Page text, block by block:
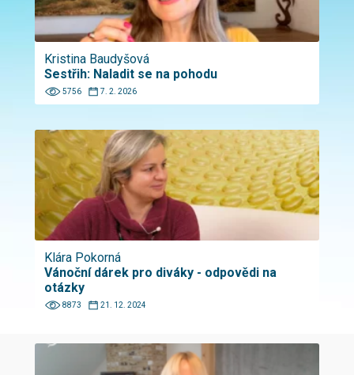
Kristina Baudyšová
Sestřih: Naladit se na pohodu
5756 7. 2. 2026
Klára Pokorná
Vánoční dárek pro diváky - odpovědi na
otázky
8873 21. 12. 2024